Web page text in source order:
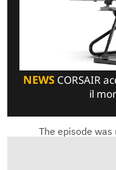
NEWSCORSAIR
il